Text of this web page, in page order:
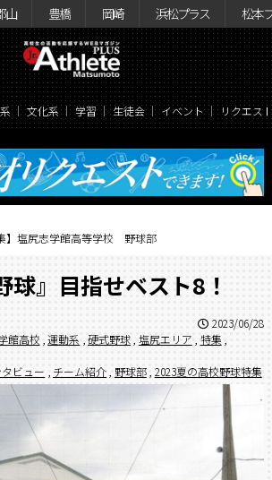
山 豊橋 岡崎 浜松プラス 松本
文化系 学習 生徒会 イベント リクエス
】塩尻志学館高等学校 野球部
球』目指せベスト8！
2023/06/28
館高校 運動系 硬式野球 塩尻エリア 特集
ビュー チーム紹介 野球部 2023夏の高校野球特集